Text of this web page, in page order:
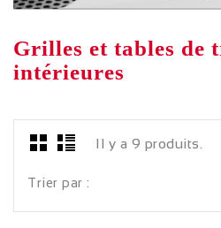
Grilles et tables de
intérieures
Il y a 9 produits.
Trier par :